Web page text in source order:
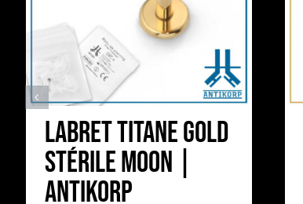
Labret Titane Gold
Stérile Moon |
Antikorp